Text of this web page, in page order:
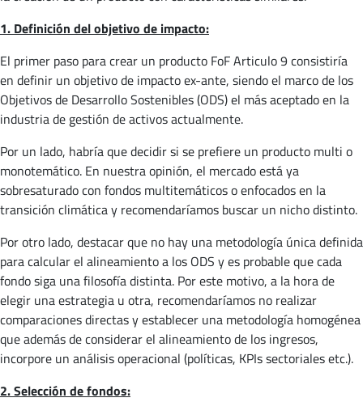
1. Definición del objetivo de impacto:
El primer paso para crear un producto FoF Articulo 9 consistiría
en definir un objetivo de impacto ex-ante, siendo el marco de los
Objetivos de Desarrollo Sostenibles (ODS) el más aceptado en la
industria de gestión de activos actualmente.
Por un lado, habría que decidir si se prefiere un producto multi o
monotemático. En nuestra opinión, el mercado está ya
sobresaturado con fondos multitemáticos o enfocados en la
transición climática y recomendaríamos buscar un nicho distinto.
Por otro lado, destacar que no hay una metodología única definida
para calcular el alineamiento a los ODS y es probable que cada
fondo siga una filosofía distinta. Por este motivo, a la hora de
elegir una estrategia u otra, recomendaríamos no realizar
comparaciones directas y establecer una metodología homogénea
que además de considerar el alineamiento de los ingresos,
incorpore un análisis operacional (políticas, KPIs sectoriales etc.).
2. Selección de fondos: